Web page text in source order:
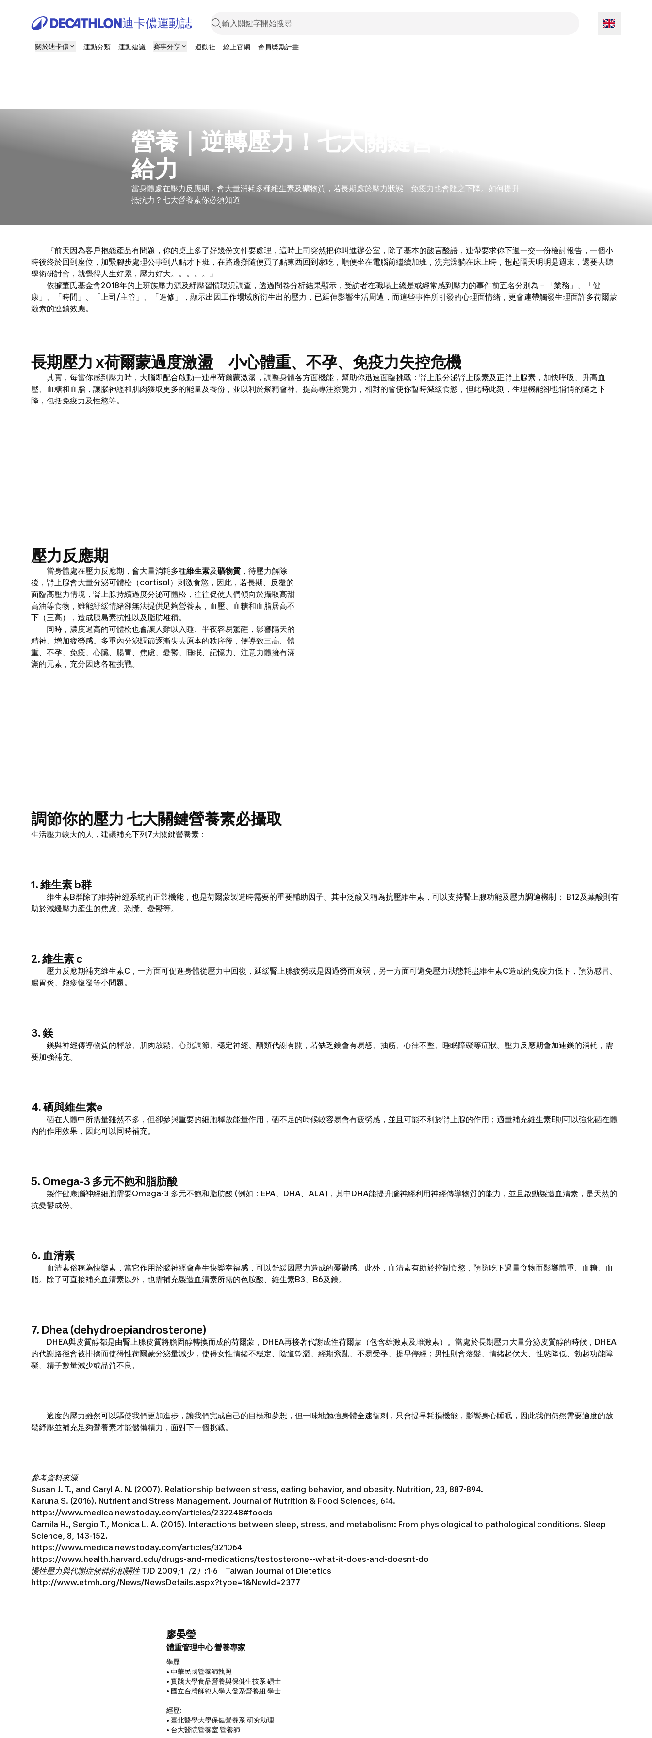
迪卡儂運動誌
關於迪卡儂 運動分類 運動建議 賽事分享 運動社 線上官網 會員獎勵計畫
營養｜逆轉壓力！七大關鍵營養素最
給力
當身體處在壓力反應期，會大量消耗多種維生素及礦物質，若長期處於壓力狀態，免疫力也會隨之下降。如何提升
抵抗力？七大營養素你必須知道！
『前天因為客戶抱怨產品有問題，你的桌上多了好幾份文件要處理，這時上司突然把你叫進辦公室，除了基本的酸言酸語，連帶要求你下週一交一份檢討報告，一個小
時後終於回到座位，加緊腳步處理公事到八點才下班，在路邊攤隨便買了點東西回到家吃，順便坐在電腦前繼續加班，洗完澡躺在床上時，想起隔天明明是週末，還要去聽
學術研討會，就覺得人生好累，壓力好大。。。。。』
依據董氏基金會2018年的上班族壓力源及紓壓習慣現況調查，透過問卷分析結果顯示，受訪者在職場上總是或經常感到壓力的事件前五名分別為－「業務」、「健
康」、「時間」、「上司/主管」、「進修」，顯示出因工作場域所衍生出的壓力，已延伸影響生活周遭，而這些事件所引發的心理面情緒，更會連帶觸發生理面許多荷爾蒙
激素的連鎖效應。
長期壓力 x荷爾蒙過度激盪 小心體重、不孕、免疫力失控危機
其實，每當你感到壓力時，大腦即配合啟動一連串荷爾蒙激盪，調整身體各方面機能，幫助你迅速面臨挑戰：腎上腺分泌腎上腺素及正腎上腺素，加快呼吸、升高血
壓、血糖和血脂，讓腦神經和肌肉獲取更多的能量及養份，並以利於聚精會神、提高專注察覺力，相對的會使你暫時減緩食慾，但此時此刻，生理機能卻也悄悄的隨之下
降，包括免疫力及性慾等。
壓力反應期
當身體處在壓力反應期，會大量消耗多種維生素及礦物質 ，待壓力解除
後，腎上腺會大量分泌可體松（cortisol）刺激食慾，因此，若長期、反覆的
面臨高壓力情境，腎上腺持續過度分泌可體松，往往促使人們傾向於攝取高甜
高油等食物，雖能紓緩情緒卻無法提供足夠營養素，血壓、血糖和血脂居高不
下（三高），造成胰島素抗性以及脂肪堆積。
同時，濃度過高的可體松也會讓人難以入睡、半夜容易驚醒，影響隔天的
精神、增加疲勞感。多重內分泌調節逐漸失去原本的秩序後，便導致三高、體
重、不孕、免疫、心臟、腸胃、焦慮、憂鬱、睡眠、記憶力、注意力體擁有滿
滿的元素，充分因應各種挑戰。
調節你的壓力 七大關鍵營養素必攝取
生活壓力較大的人，建議補充下列7大關鍵營養素：
1. 維生素 b群
維生素B群除了維持神經系統的正常機能，也是荷爾蒙製造時需要的重要輔助因子。其中泛酸又稱為抗壓維生素，可以支持腎上腺功能及壓力調適機制； B12及葉酸則有
助於減緩壓力產生的焦慮、恐慌、憂鬱等。
2. 維生素 c
壓力反應期補充維生素C，一方面可促進身體從壓力中回復，延緩腎上腺疲勞或是因過勞而衰弱，另一方面可避免壓力狀態耗盡維生素C造成的免疫力低下，預防感冒、
腸胃炎、皰疹復發等小問題。
3. 鎂
鎂與神經傳導物質的釋放、肌肉放鬆、心跳調節、穩定神經、醣類代謝有關，若缺乏鎂會有易怒、抽筋、心律不整、睡眠障礙等症狀。壓力反應期會加速鎂的消耗，需
要加強補充。
4. 硒與維生素e
硒在人體中所需量雖然不多，但卻參與重要的細胞釋放能量作用，硒不足的時候較容易會有疲勞感，並且可能不利於腎上腺的作用；適量補充維生素E則可以強化硒在體
內的作用效果，因此可以同時補充。
5. Omega-3 多元不飽和脂肪酸
製作健康腦神經細胞需要Omega-3 多元不飽和脂肪酸 (例如：EPA、DHA、ALA)，其中DHA能提升腦神經利用神經傳導物質的能力，並且啟動製造血清素，是天然的
抗憂鬱成份。
6. 血清素
血清素俗稱為快樂素，當它作用於腦神經會產生快樂幸福感，可以舒緩因壓力造成的憂鬱感。此外，血清素有助於控制食慾，預防吃下過量食物而影響體重、血糖、血
脂。除了可直接補充血清素以外，也需補充製造血清素所需的色胺酸、維生素B3、B6及鎂。
7. Dhea (dehydroepiandrosterone)
DHEA與皮質醇都是由腎上腺皮質將膽固醇轉換而成的荷爾蒙，DHEA再接著代謝成性荷爾蒙（包含雄激素及雌激素）。當處於長期壓力大量分泌皮質醇的時候，DHEA
的代謝路徑會被排擠而使得性荷爾蒙分泌量減少，使得女性情緒不穩定、陰道乾澀、經期紊亂、不易受孕、提早停經；男性則會落髮、情緒起伏大、性慾降低、勃起功能障
礙、精子數量減少或品質不良。
適度的壓力雖然可以驅使我們更加進步，讓我們完成自己的目標和夢想，但一味地勉強身體全速衝刺，只會提早耗損機能，影響身心睡眠，因此我們仍然需要適度的放
鬆紓壓並補充足夠營養素才能儲備精力，面對下一個挑戰。
參考資料來源
Susan J. T., and Caryl A. N. (2007). Relationship between stress, eating behavior, and obesity. Nutrition, 23, 887-894.
Karuna S. (2016). Nutrient and Stress Management. Journal of Nutrition & Food Sciences, 6:4.
https://www.medicalnewstoday.com/articles/232248#foods
Camila H., Sergio T., Monica L. A. (2015). Interactions between sleep, stress, and metabolism: From physiological to pathological conditions. Sleep
Science, 8, 143-152.
https://www.medicalnewstoday.com/articles/321064
https://www.health.harvard.edu/drugs-and-medications/testosterone--what-it-does-and-doesnt-do
慢性壓力與代謝症候群的相關性 TJD 2009;1（2）:1-6 Taiwan Journal of Dietetics
http://www.etmh.org/News/NewsDetails.aspx?type=1&NewId=2377
廖晏瑩
體重管理中心 營養專家
學歷
• 中華民國營養師執照
• 實踐大學食品營養與保健生技系 碩士
• 國立台灣師範大學人發系營養組 學士
經歷:
• 臺北醫學大學保健營養系 研究助理
• 台大醫院營養室 營養師